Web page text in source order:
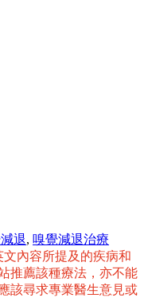
退, 嗅覺減退治療
內容所提及的疾病和
推薦該種療法，亦不能
該尋求專業醫生意見或